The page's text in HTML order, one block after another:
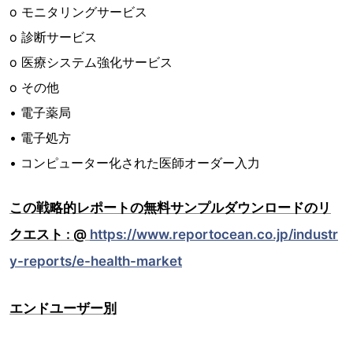
o モニタリングサービス
o 診断サービス
o 医療システム強化サービス
o その他
• 電子薬局
• 電子処方
• コンピューター化された医師オーダー入力
この戦略的レポートの無料サンプルダウンロードのリ
クエスト : @ https://www.reportocean.co.jp/industr
y-reports/e-health-market
エンドユーザー別